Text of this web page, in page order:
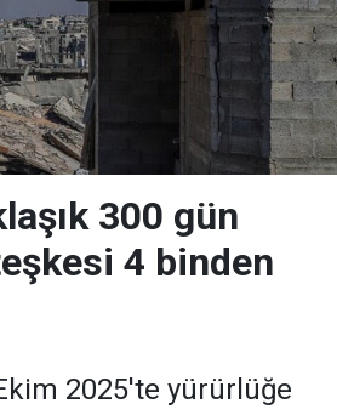
300 gün
4 binden
2025'te yürürlüğe